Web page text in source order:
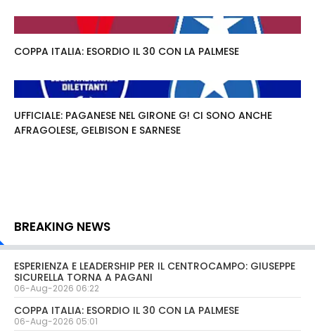
COPPA ITALIA: ESORDIO IL 30 CON LA PALMESE
UFFICIALE: PAGANESE NEL GIRONE G! CI SONO ANCHE
AFRAGOLESE, GELBISON E SARNESE
BREAKING NEWS
ESPERIENZA E LEADERSHIP PER IL CENTROCAMPO: GIUSEPPE
SICURELLA TORNA A PAGANI
06-Aug-2026 06:22
COPPA ITALIA: ESORDIO IL 30 CON LA PALMESE
06-Aug-2026 05:01